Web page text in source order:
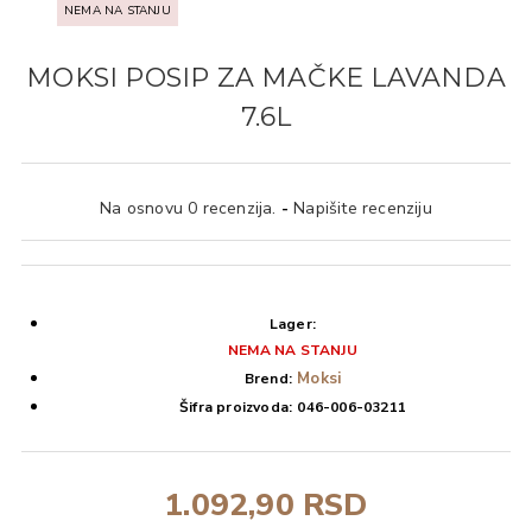
NEMA NA STANJU
MOKSI POSIP ZA MAČKE LAVANDA
7.6L
Na osnovu 0 recenzija. - Napišite recenziju
1.092,90 RSD
Lager:
NEMA NA STANJU
Brend: Moksi
Šifra proizvoda: 046-006-03211